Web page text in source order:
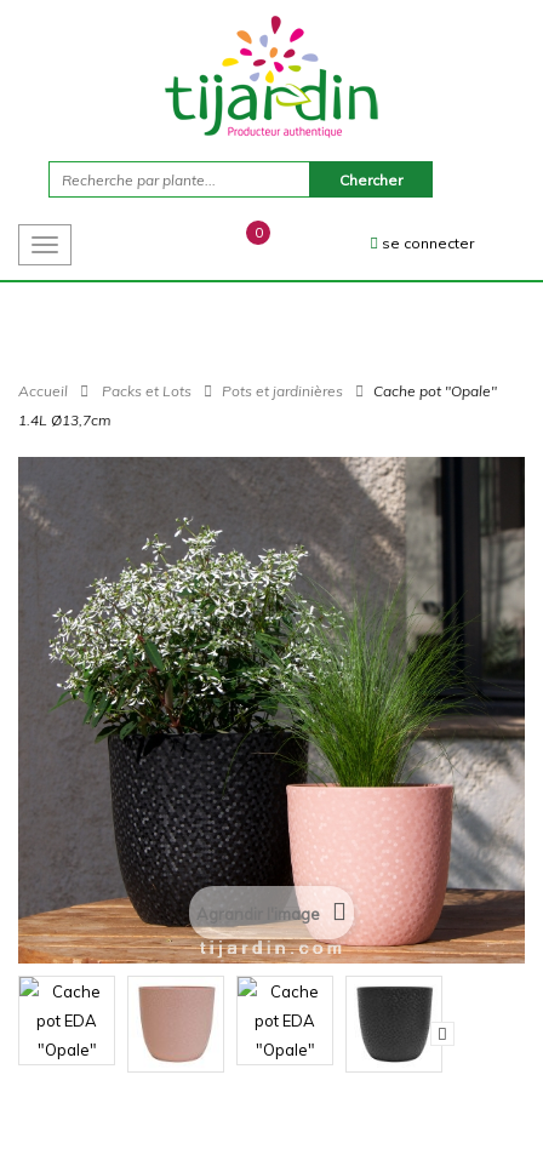
se connecter
0
Toggle
navigation
Accueil Packs et Lots Pots et jardinières
Cache pot "Opale"
1.4L Ø13,7cm
Agrandir l'image